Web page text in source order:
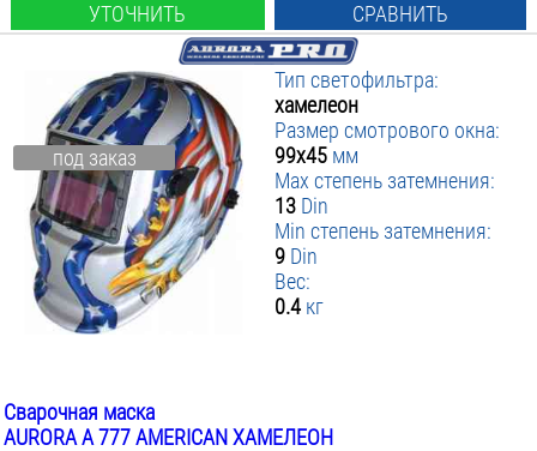
УТОЧНИТЬ СРАВНИТЬ
под заказ
Тип светофильтра:
хамелеон
Размер смотрового окна:
99х45 мм
Max степень затемнения:
13 Din
Min степень затемнения:
9 Din
Вес:
0.4 кг
Сварочная маска
AURORA A 777 AMERICAN ХАМЕЛЕОН